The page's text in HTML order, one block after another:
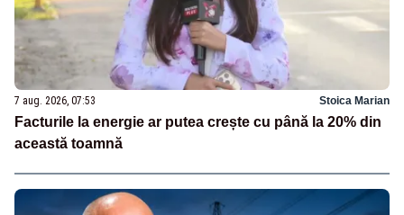
7 aug. 2026, 07:53 Stoica Marian
Facturile la energie ar putea crește cu până la 20% din
această toamnă